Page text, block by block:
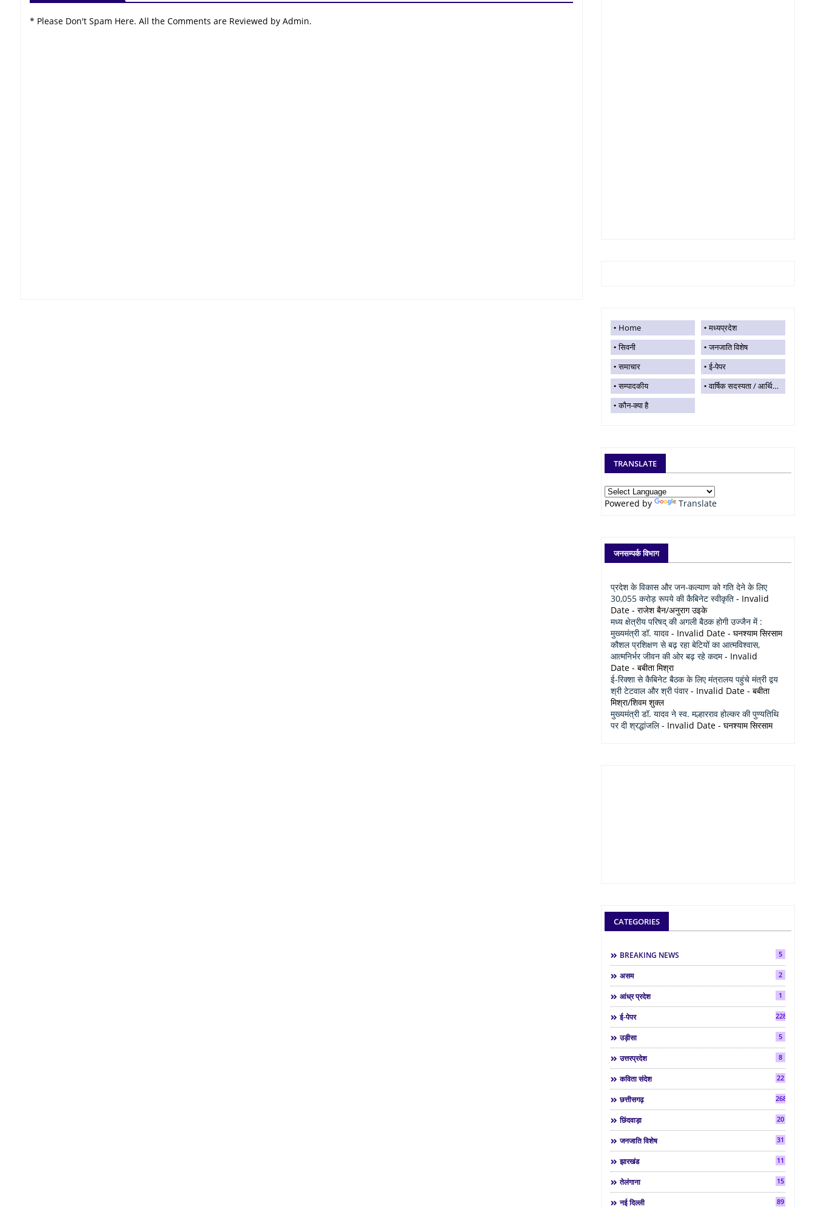
* Please Don't Spam Here. All the Comments are Reviewed by Admin.
Home
मध्यप्रदेश
सिवनी
जनजाति विशेष
समाचार
ई-पेपर
सम्पादकीय
वार्षिक सदस्यता / आर्थिक सहयोग
कौन-क्या है
TRANSLATE
Powered by Translate
जनसम्पर्क विभाग
प्रदेश के विकास और जन-कल्याण को गति देने के लिए
30,055 करोड़ रूपये की कैबिनेट स्वीकृति - Invalid
Date - राजेश बैन/अनुराग उइके
मध्य क्षेत्रीय परिषद् की अगली बैठक होगी उज्जैन में :
मुख्यमंत्री डॉ. यादव - Invalid Date - घनश्याम सिरसाम
कौशल प्रशिक्षण से बढ़ रहा बेटियों का आत्मविश्वास,
आत्मनिर्भर जीवन की ओर बढ़ रहे कदम- Invalid
Date - बबीता मिश्रा
ई-रिक्शा से कैबिनेट बैठक के लिए मंत्रालय पहुंचे मंत्री द्वय
श्री टेटवाल और श्री पंवार- Invalid Date - बबीता
मिश्रा/शिवम शुक्ल
मुख्यमंत्री डॉ. यादव ने स्व. मल्हारराव होल्कर की पुण्यतिथि
पर दी श्रद्धांजलि- Invalid Date - घनश्याम सिरसाम
CATEGORIES
BREAKING NEWS 5
असम 2
आंध्र प्रदेश 1
ई-पेपर 2286
उड़ीसा 5
उत्तरप्रदेश 8
कविता संदेश 22
छत्तीसगढ़ 268
छिंदवाड़ा 20
जनजाति विशेष 31
झारखंड 11
तेलंगाना 15
नई दिल्ली 89